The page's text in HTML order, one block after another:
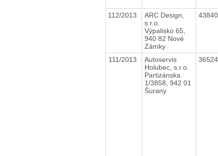
112/2013
ARC Design,
s.r.o.
Výpalisko 65,
940 82 Nové
Zámky
111/2013
Autoservis
Holubec, s.r.o.
Partizánska
1/3858, 942 01
Šurany